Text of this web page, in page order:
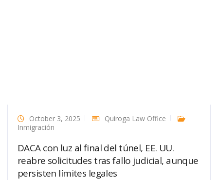
October 3, 2025
Quiroga Law Office
Inmigración
DACA con luz al final del túnel, EE. UU.
reabre solicitudes tras fallo judicial, aunque
persisten límites legales